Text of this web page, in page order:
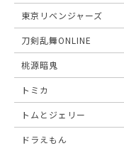
東京リベンジャーズ
刀剣乱舞ONLINE
桃源暗鬼
トミカ
トムとジェリー
ドラえもん